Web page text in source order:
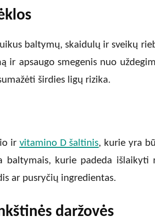
baltymų, skaidulų ir sveikų
ir apsaugo smegenis nuo
širdies ligų rizika.
ir vitamino D šaltinis, kurie yra
baltymais, kurie padeda išlaikyti
ar pusryčių ingredientas.
daržovės